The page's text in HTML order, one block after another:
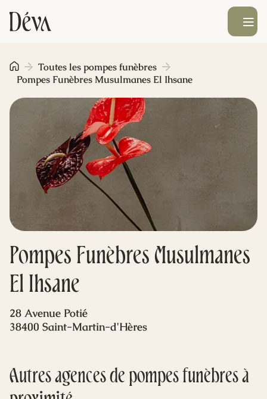
Obsèques
Prévoyance
Monument funéraire
Livraison de fleurs
Blog
Ouvrir le
Pompes Funèbres Musulmanes
El Ihsane
Toutes les pompes funèbres
Pompes Funèbres Musulmanes El Ihsane
28 Avenue Potié
38400 Saint-Martin-d'Hères
Autres agences de pompes funèbres à